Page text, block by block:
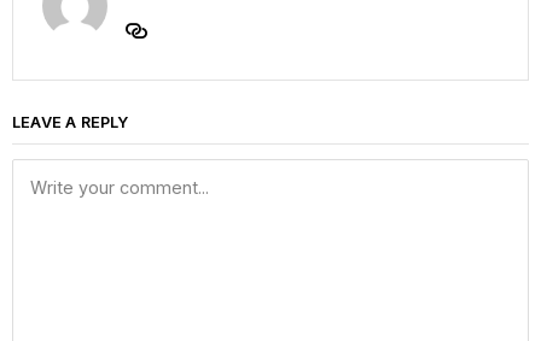
LEAVE A REPLY